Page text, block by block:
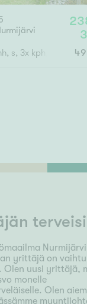
s, 3x kph, erillin
yrittäjä on
Olen uusi yrittäjä,
monelle
Olen